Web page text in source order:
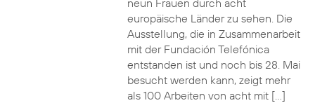
neun Frauen durch acht
europäische Länder zu sehen. Die
Ausstellung, die in Zusammenarbeit
mit der Fundación Telefónica
entstanden ist und noch bis 28. Mai
besucht werden kann, zeigt mehr
als 100 Arbeiten von acht mit […]